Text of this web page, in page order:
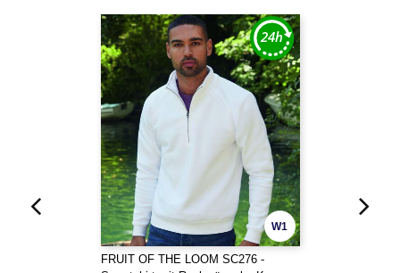
W1
FRUIT OF THE LOOM SC276 -